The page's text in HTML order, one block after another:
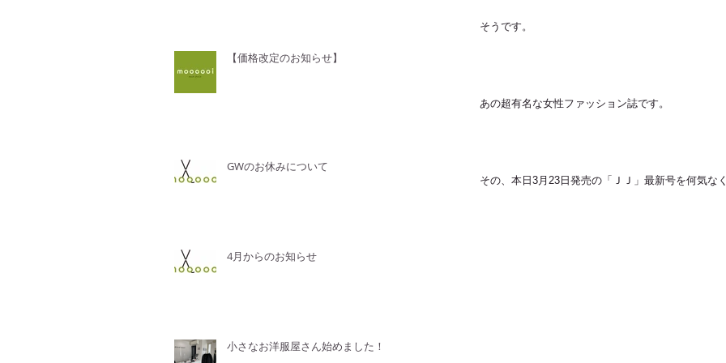
【価格改定のお知らせ】
GWのお休みについて
4月からのお知らせ
小さなお洋服屋さん始めました！！
そうです。
あの超有名な女性ファッション誌です。
その、本日3月23日発売の「ＪＪ」最新号を何気な